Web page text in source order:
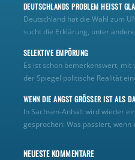
DEUTSCHLANDS PROBLEM HEISST
Deutschland hat die Wahl zum
sucht die Erklärung, unter
SELEKTIVE EMPÖRUNG
Es ist schon bemerkenswert,
der Spiegel politische Realität
WENN DIE ANGST GRÖSSER IST ALS
In Sachsen-Anhalt wird wieder
gesprochen: Was passiert,
NEUESTE KOMMENTARE